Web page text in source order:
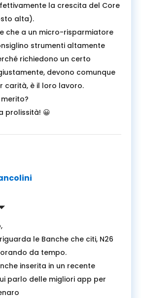
la crescita del Core
alta).
che a un micro-risparmiatore
strumenti altamente
richiedono un certo
devono comunque
carità, è il loro lavoro.
prolissità! 😀
le Banche che citi, N26
da tempo.
inserita in un recente
parlo delle migliori app per